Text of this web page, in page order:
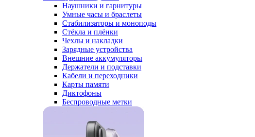
Наушники и гарнитуры
Умные часы и браслеты
Стабилизаторы и моноподы
Стёкла и плёнки
Чехлы и накладки
Зарядные устройства
Внешние аккумуляторы
Держатели и подставки
Кабели и переходники
Карты памяти
Диктофоны
Беспроводные метки